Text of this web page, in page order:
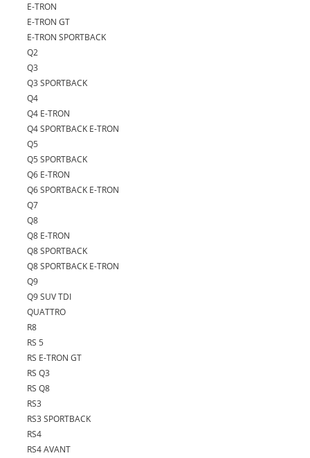
E-TRON
E-TRON GT
E-TRON SPORTBACK
Q2
Q3
Q3 SPORTBACK
Q4
Q4 E-TRON
Q4 SPORTBACK E-TRON
Q5
Q5 SPORTBACK
Q6 E-TRON
Q6 SPORTBACK E-TRON
Q7
Q8
Q8 E-TRON
Q8 SPORTBACK
Q8 SPORTBACK E-TRON
Q9
Q9 SUV TDI
QUATTRO
R8
RS 5
RS E-TRON GT
RS Q3
RS Q8
RS3
RS3 SPORTBACK
RS4
RS4 AVANT